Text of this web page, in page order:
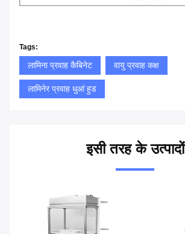
Tags:
लामिना प्रवाह कैबिनेट वायु प्रवाह कक्ष
लामिनेर प्रवाह धुआं हुड
इसी तरह के उत्पादों